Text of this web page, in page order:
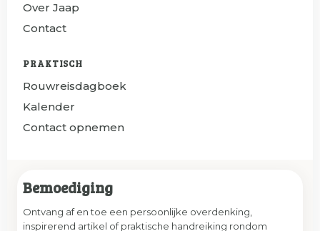
Over Jaap
Contact
PRAKTISCH
Rouwreisdagboek
Kalender
Contact opnemen
Bemoediging
Ontvang af en toe een persoonlijke overdenking,
inspirerend artikel of praktische handreiking rondom